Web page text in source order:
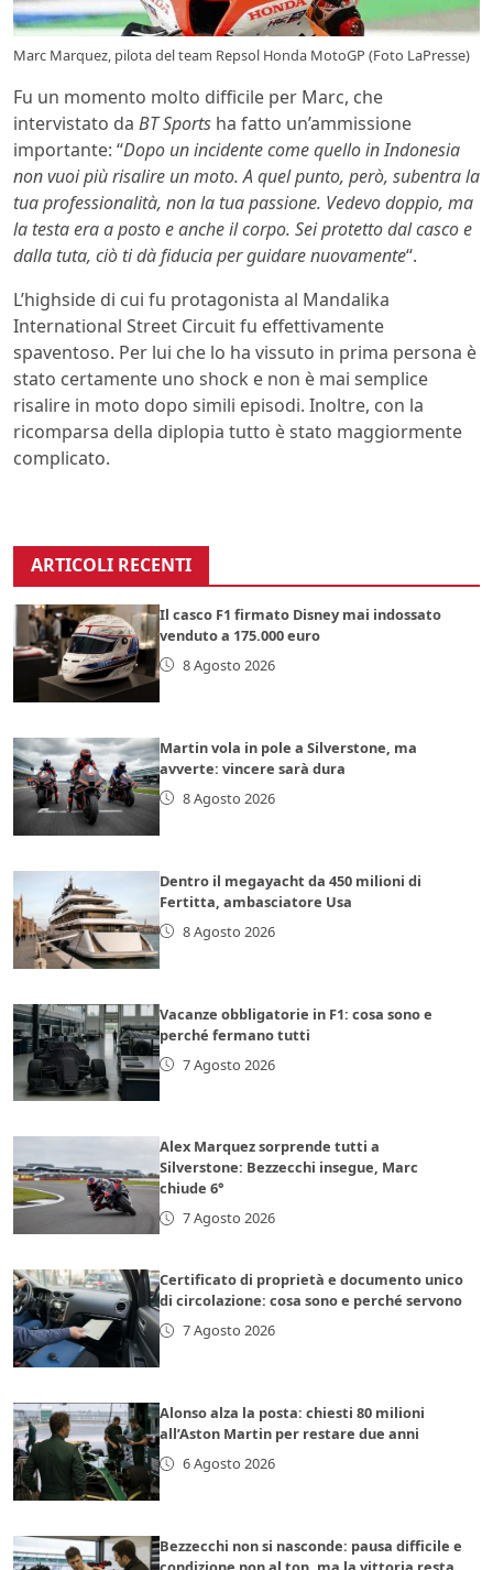
Marc Marquez, pilota del team Repsol Honda MotoGP (Foto LaPresse)
Fu un momento molto difficile per Marc, che
intervistato da BT Sports ha fatto un’ammissione
importante: “Dopo un incidente come quello in Indonesia
non vuoi più risalire un moto. A quel punto, però, subentra la
tua professionalità, non la tua passione. Vedevo doppio, ma
la testa era a posto e anche il corpo. Sei protetto dal casco e
dalla tuta, ciò ti dà fiducia per guidare nuovamente“.
L’highside di cui fu protagonista al Mandalika
International Street Circuit fu effettivamente
spaventoso. Per lui che lo ha vissuto in prima persona è
stato certamente uno shock e non è mai semplice
risalire in moto dopo simili episodi. Inoltre, con la
ricomparsa della diplopia tutto è stato maggiormente
complicato.
ARTICOLI RECENTI
Il casco F1 firmato Disney mai indossato
venduto a 175.000 euro
8 Agosto 2026
Martin vola in pole a Silverstone, ma
avverte: vincere sarà dura
8 Agosto 2026
Dentro il megayacht da 450 milioni di
Fertitta, ambasciatore Usa
8 Agosto 2026
Vacanze obbligatorie in F1: cosa sono e
perché fermano tutti
7 Agosto 2026
Alex Marquez sorprende tutti a
Silverstone: Bezzecchi insegue, Marc
chiude 6°
7 Agosto 2026
Certificato di proprietà e documento unico
di circolazione: cosa sono e perché servono
7 Agosto 2026
Alonso alza la posta: chiesti 80 milioni
all’Aston Martin per restare due anni
6 Agosto 2026
Bezzecchi non si nasconde: pausa difficile e